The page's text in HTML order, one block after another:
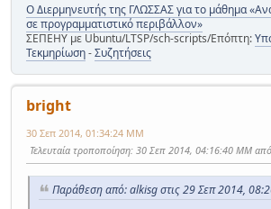
Ο Διερμηνευτής της ΓΛΩΣΣΑΣ για το μάθημα
σε προγραμματιστικό περιβάλλον»
ΣΕΠΕΗΥ με Ubuntu/LTSP/sch-scripts/Επόπτη:
Τεκμηρίωση-Συζητήσεις
bright
30 Σεπ 2014, 01:34:24 ΜΜ
Τελευταία τροποποίηση: 30 Σεπ 2014, 04:16:40 ΜΜ
Παράθεση από: alkisg στις 29 Σεπ 2014,